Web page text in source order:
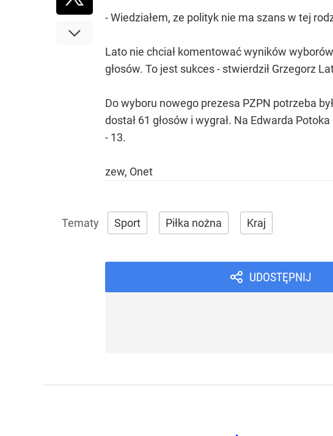
- Wiedziałem, ze polityk nie ma szans w tej
Lato nie chciał komentować wyników
głosów. To jest sukces - stwierdził Grzegorz
Do wyboru nowego prezesa PZPN potrzeba
dostał 61 głosów i wygrał. Na Edwarda
- 13.
zew, Onet
Sport Piłka nożna Kraj
UDOSTĘPNIJ